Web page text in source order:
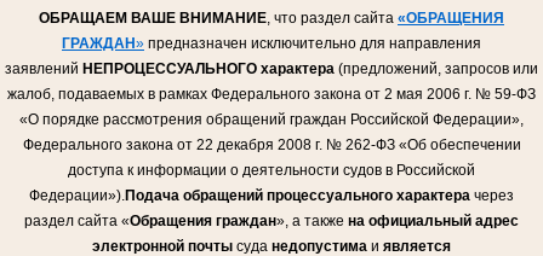
ОБРАЩАЕМ ВАШЕ ВНИМАНИЕ , что раздел сайта «ОБРАЩЕНИЯ
ГРАЖДАН» предназначен исключительно для направления
заявлений НЕПРОЦЕССУАЛЬНОГО характера (предложений, запросов или
жалоб, подаваемых в рамках Федерального закона от 2 мая 2006 г. № 59-ФЗ
«О порядке рассмотрения обращений граждан Российской Федерации»,
Федерального закона от 22 декабря 2008 г. № 262-ФЗ «Об обеспечении
доступа к информации о деятельности судов в Российской
Федерации»). Подача обращений процессуального характера через
раздел сайта «Обращения граждан», а также на официальный адрес
электронной почты суда недопустима и является